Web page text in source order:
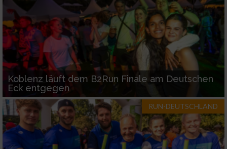
Koblenz läuft dem B2Run Finale am Deutschen
Eck entgegen
RUN-DEUTSCHLAND